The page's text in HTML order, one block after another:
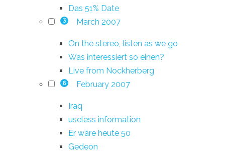
Das 51% Date
3 March 2007
On the stereo, listen as we go
Was interessiert so einen?
Live from Nockherberg
6 February 2007
Iraq
useless information
Er wäre heute 50
Gedeon